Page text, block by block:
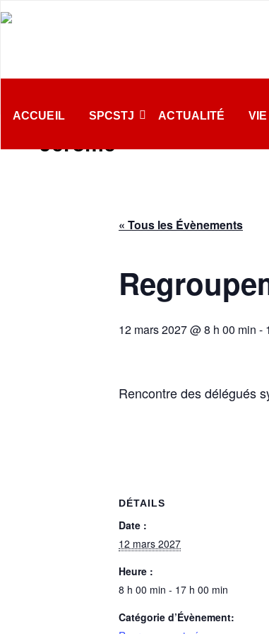
Passer
professeur.es du
Cégep de Saint-
Jérôme
ACCUEIL SPCSTJ ACTUALITÉ
« Tous les Évènements
12 mars 2027 @ 8 h 00 min -
Rencontre des délégués
DÉTAILS
Date :
12 mars 2027
Heure :
8 h 00 min - 17 h 00 min
Catégorie d’Évènement: